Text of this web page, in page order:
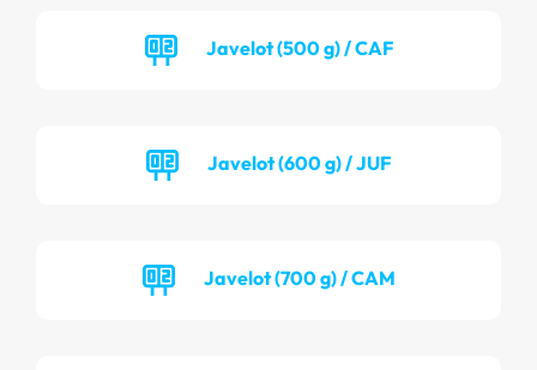
Javelot (500 g) / CAF
Javelot (600 g) / JUF
Javelot (700 g) / CAM